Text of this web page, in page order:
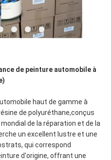
de peinture automobile à
haut de gamme à
de polyuréthane,conçus
de la réparation et de la
un excellent lustre et une
qui correspond
d'origine, offrant une